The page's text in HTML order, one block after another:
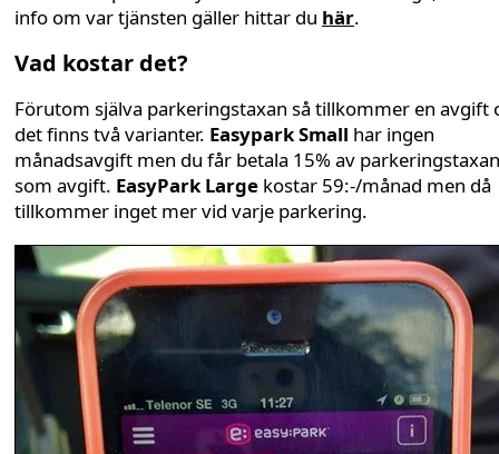
info om var tjänsten gäller hittar du här.
Vad kostar det?
Förutom själva parkeringstaxan så tillkommer en avgift
det finns två varianter. Easypark Small har ingen
månadsavgift men du får betala 15% av parkeringstaxan
som avgift. EasyPark Large kostar 59:-/månad men då
tillkommer inget mer vid varje parkering.